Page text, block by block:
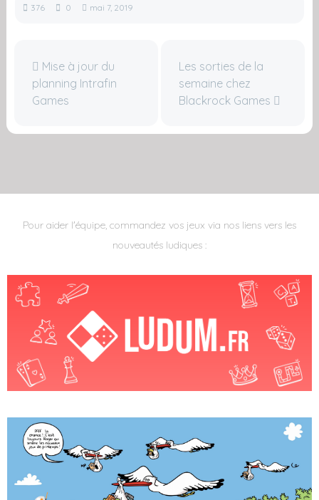
376 0 mai 7, 2019
Mise à jour du
planning Intrafin
Games
Les sorties de la
semaine chez
Blackrock Games
Pour aider l'équipe, commandez vos jeux via nos liens vers les
nouveautés ludiques :